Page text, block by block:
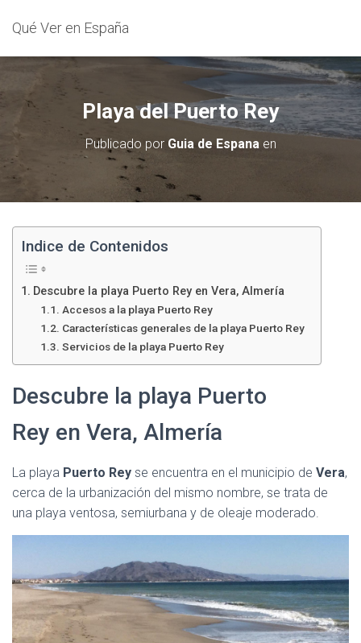
Qué Ver en España
Playa del Puerto Rey
Publicado por Guia de Espanaen
Indice de Contenidos
Descubre la playa Puerto Rey en Vera, Almería
Accesos a la playa Puerto Rey
Características generales de la playa Puerto Rey
Servicios de la playa Puerto Rey
Descubre la playa Puerto
Rey en Vera, Almería
La playa Puerto Rey se encuentra en el municipio de Vera,
cerca de la urbanización del mismo nombre, se trata de
una playa ventosa, semiurbana y de oleaje moderado.